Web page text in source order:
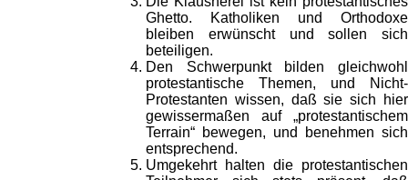
Ghetto. Katholiken und Orthodoxe
bleiben erwünscht und sollen sich
beteiligen.
Den Schwerpunkt bilden gleichwohl
protestantische Themen, und Nicht-
Protestanten wissen, daß sie sich hier
gewissermaßen auf „protestantischem
Terrain“ bewegen, und benehmen sich
entsprechend.
Umgekehrt halten die protestantischen